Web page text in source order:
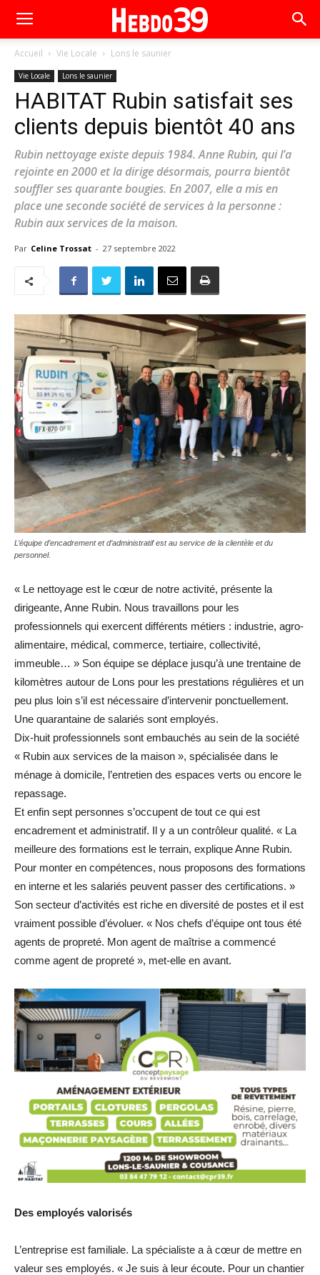
Accueil Vie Locale Lons le saunier
Vie Locale Lons le saunier
HABITAT Rubin satisfait ses
clients depuis bientôt 40 ans
Rubin nettoyage existe depuis 1984. Anne Rubin, qui l’a
rejointe en 2000 et la dirige désormais, pourra bientôt
souffler ses quarante bougies. En 2007, elle a mis en
place une seconde société de services à la personne :
Rubin aux services de la maison.
Par Celine Trossat - 27 septembre 2022
L’équipe d’encadrement et d’administratif est au service de la clientèle et du
personnel.
« Le nettoyage est le cœur de notre activité, présente la
dirigeante, Anne Rubin. Nous travaillons pour les
professionnels qui exercent différents métiers : industrie, agro-
alimentaire, médical, commerce, tertiaire, collectivité,
immeuble… » Son équipe se déplace jusqu’à une trentaine de
kilomètres autour de Lons pour les prestations régulières et un
peu plus loin s’il est nécessaire d’intervenir ponctuellement.
Une quarantaine de salariés sont employés.
Dix-huit professionnels sont embauchés au sein de la société
« Rubin aux services de la maison », spécialisée dans le
ménage à domicile, l’entretien des espaces verts ou encore le
repassage.
Et enfin sept personnes s’occupent de tout ce qui est
encadrement et administratif. Il y a un contrôleur qualité. « La
meilleure des formations est le terrain, explique Anne Rubin.
Pour monter en compétences, nous proposons des formations
en interne et les salariés peuvent passer des certifications. »
Son secteur d’activités est riche en diversité de postes et il est
vraiment possible d’évoluer. « Nos chefs d’équipe ont tous été
agents de propreté. Mon agent de maîtrise a commencé
comme agent de propreté », met-elle en avant.
Des employés valorisés
L’entreprise est familiale. La spécialiste a à cœur de mettre en
valeur ses employés. « Je suis à leur écoute. Pour un chantier